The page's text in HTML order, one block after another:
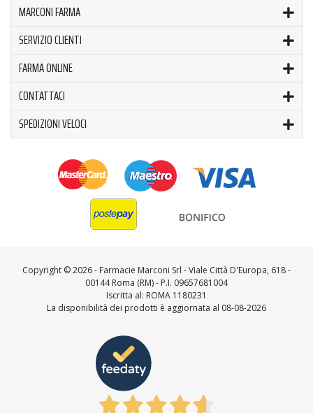
MARCONI FARMA
SERVIZIO CLIENTI
FARMA ONLINE
CONTATTACI
SPEDIZIONI VELOCI
Copyright ©2026 - Farmacie Marconi Srl - Viale Città D'Europa, 618 -
00144 Roma (RM) - P.I. 09657681004
Iscritta al: ROMA 1180231
La disponibilità dei prodotti è aggiornata al 08-08-2026